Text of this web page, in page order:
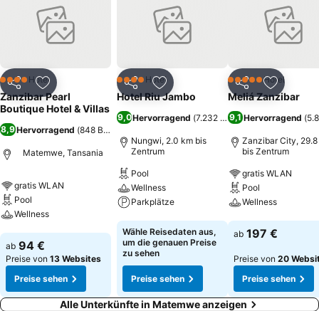
Teilen Zu Favoriten hinzufügen
4 SterneHotel
Zanzibar Pearl
Boutique Hotel & Villas
8,9Hervorragend (848 Bewertungen
Matemwe, Tansania
gratis WLAN
Pool
Wellness
Preise sehen
ab 94 €
Preise von 13 Websites
Preise sehen
Teilen Zu Favoriten hinzufügen
4 SterneHotel
Hotel Riu Jambo
9,0Hervorragend (7.232 Bewertungen)
Nungwi, 2.0 km bis
Zentrum
Pool
Wellness
Parkplätze
Preise sehen
Wähle Reisedaten aus,
um die genauen Preise
zu sehen
Preise sehen
Teilen Zu
5 Sterne Hotel
Meliá Zanzibar
9,1 Hervorragend (
Zanzibar City,
bis Zentrum
gratis WLAN
Pool
Wellness
Preise sehen
ab 197 €
Preise von 20
Preise sehen
Alle Unterkünfte in Matemwe anzeigen